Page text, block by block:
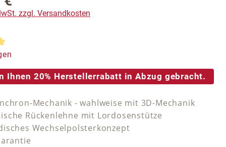
zzgl. Versandkosten
Bewertung von 5 von 5 Sternen
Ihnen 20% Herstellerrabatt in Abzug gebracht.
Mechanik - wahlweise mit 3D-Mechanik
Rückenlehne mit Lordosenstütze
Wechselpolsterkonzept